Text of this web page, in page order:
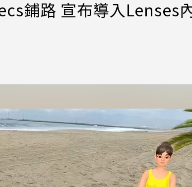
鋪路 宣布導入Lenses